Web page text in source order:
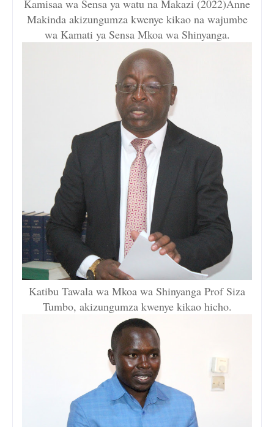
Kamisaa wa Sensa ya watu na Makazi (2022)Anne
Makinda akizungumza kwenye kikao na wajumbe
wa Kamati ya Sensa Mkoa wa Shinyanga.
Katibu Tawala wa Mkoa wa Shinyanga Prof Siza
Tumbo, akizungumza kwenye kikao hicho.